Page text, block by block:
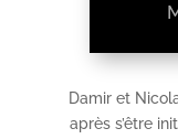
Damir et
après s’être